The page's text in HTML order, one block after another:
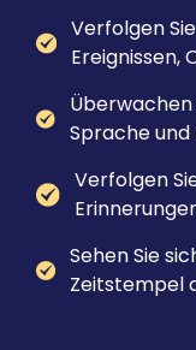
Verfolgen
Ereignissen,
Sprache und
Verfolgen
Sehen Sie
Zeitstempel